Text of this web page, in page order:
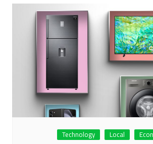
Local
Technology